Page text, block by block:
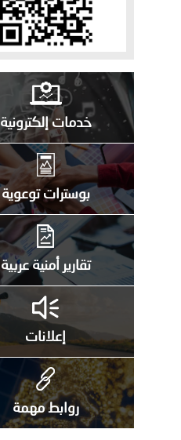
خدمات إلكترونية
بوسترات توعوية
تقارير أمنية عربية
إعلانات
روابط مهمة